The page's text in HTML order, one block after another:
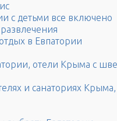
с детьми все включено
в Евпатории
отели Крыма с
и санаториях